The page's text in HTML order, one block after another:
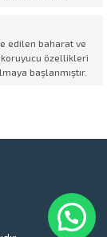
Elde ediliş
bulunmaktadır:
edilen baharat ve
özellikleri
başlanmıştır.